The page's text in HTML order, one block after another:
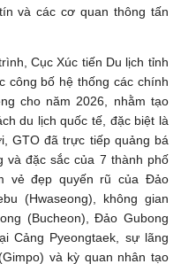
và các cơ quan thông tấn
Cục Xúc tiến Du lịch tỉnh
công bố hệ thống các chính
cho năm 2026, nhằm tạo
du lịch quốc tế, đặc biệt là
GTO đã trực tiếp quảng bá
và đặc sắc của 7 thành phố
vẻ đẹp quyến rũ của Đảo
(Hwaseong), không gian
(Bucheon), Đảo Gubong
Cảng Pyeongtaek, sự lãng
và kỳ quan nhân tạo